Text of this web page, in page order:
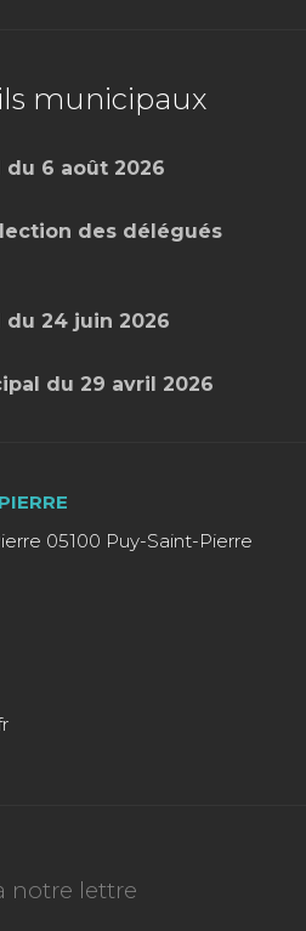
municipaux
6 août 2026
des délégués
du 24 juin 2026
du 29 avril 2026
05100 Puy-Saint-Pierre
notre lettre